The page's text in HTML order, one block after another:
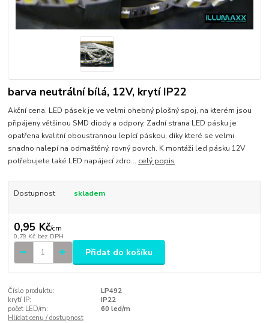
barva neutrální bílá, 12V, krytí IP22
Akční cena. LED pásek je ve velmi ohebný plošný spoj, na kterém jsou
připájeny většinou SMD diody a odpory. Zadní strana LED pásku je
opatřena kvalitní oboustrannou lepící páskou, díky které se velmi
snadno nalepí na odmaštěný, rovný povrch. K montáži led pásku 12V
potřebujete také LED napájecí zdro... celý popis
Dostupnost skladem
0,95 Kč/cm
0,79 Kč bez DPH
Přidat do košíku
Číslo produktu:
LP492
krytí IP:
IP22
počet LED/m:
60 led/m
Hlídat cenu / dostupnost